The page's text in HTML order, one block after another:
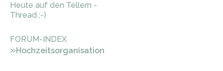
Heute auf den Tellern -
Thread ;-)
FORUM-INDEX
»Hochzeitsorganisation